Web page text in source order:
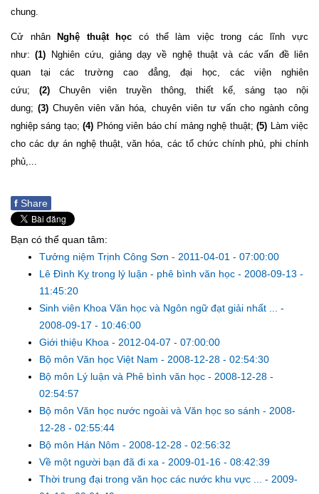
chung.
Cử nhân Nghệ thuật học có thể làm việc trong các lĩnh vực
như:(1)
Nghiên cứu, giảng dạy về nghệ thuật và các vấn đề liên
quan tại các trường cao đẳng, đại học, các viện nghiên
cứu; (2) Chuyên viên truyền thông, thiết kế, sáng tạo nội
dung;(3) Chuyên viên văn hóa, chuyên viên tư vấn cho ngành công
nghiệp sáng tạo;(4) Phóng viên báo chí mảng nghệ thuật;(5) Làm việc
cho các dự án nghệ thuật, văn hóa, các tổ chức chính phủ, phi chính
phủ,...
f Share
Bạn có thể quan tâm:
Tưởng niệm Trịnh Công Sơn - 2011-04-01 - 07:00:00
Lê Đình Kỵ trong lý luận - phê bình văn học - 2008-09-13 -
11:45:20
Sinh viên Khoa Văn học và Ngôn ngữ đạt giải nhất ... -
2008-09-17 - 10:46:00
Giới thiệu Khoa - 2012-04-07 - 07:00:00
Bộ môn Văn học Việt Nam - 2008-12-28 - 02:54:30
Bộ môn Lý luận và Phê bình văn học - 2008-12-28 -
02:54:57
Bộ môn Văn học nước ngoài và Văn học so sánh - 2008-
12-28 - 02:55:44
Bộ môn Hán Nôm - 2008-12-28 - 02:56:32
Về một người bạn đã đi xa - 2009-01-16 - 08:42:39
Thời trung đại trong văn học các nước khu vực ... - 2009-